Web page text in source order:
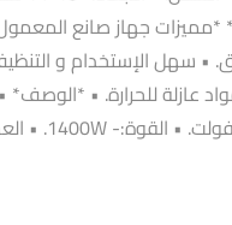
• *ضمان عامين* *مميزات جهاز صانع
• سهل الإستخدام و
للحرارة. • *الوصف*